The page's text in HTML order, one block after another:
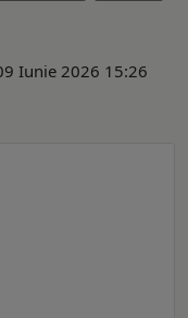
Iunie 2026 15:26